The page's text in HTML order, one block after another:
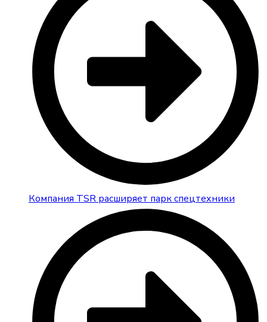
Компания TSR расширяет парк спецтехники